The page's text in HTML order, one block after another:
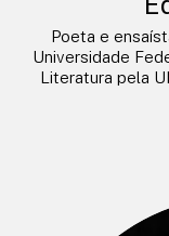
Poeta e
Universidade
Literatura pela